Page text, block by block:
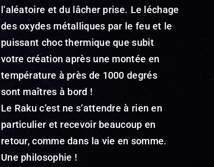
l’aléatoire et du lâcher prise. Le léchage
des oxydes métalliques par le feu et le
puissant choc thermique que subit
votre création après une montée en
température à près de 1000 degrés
sont maîtres à bord !
Le Raku c’est ne s’attendre à rien en
particulier et recevoir beaucoup en
retour, comme dans la vie en somme.
Une philosophie !